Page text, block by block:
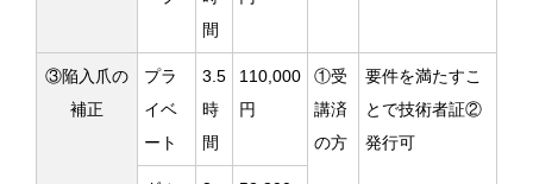
間
③陥入爪の
補正
プラ
イベ
ート
3.5
時
間
110,000
円
①受
講済
の方
要件を満たすこ
とで技術者証②
発行可